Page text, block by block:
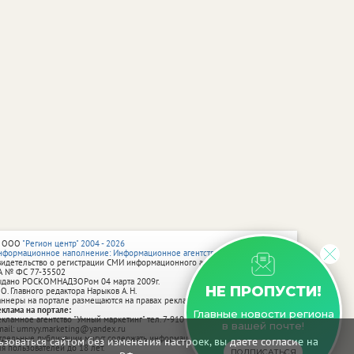
сайтом без изменения настроек, вы даете согласие на
НЕ ПРОПУСТИ!
Главные новости региона
в вашей почте!
"Регион центр" 2004 - 2026
наполнение: Информационное агентство vRossii.ru
о регистрации СМИ информационного агентства vRossii.ru
№ ФС 77‑35502
РОСКОМНАДЗОРом 04 марта 2009г.
Главного редактора Нарыков А. Н.
на портале размещаются на правах рекламы.
на портале:
агентство "Умный маркетинг" тел. 7-910-267-70-40,
umnyy.marketing@yandex.ru
публикации могут содержать информацию, не предназначенную
пользователей до 18 лет.